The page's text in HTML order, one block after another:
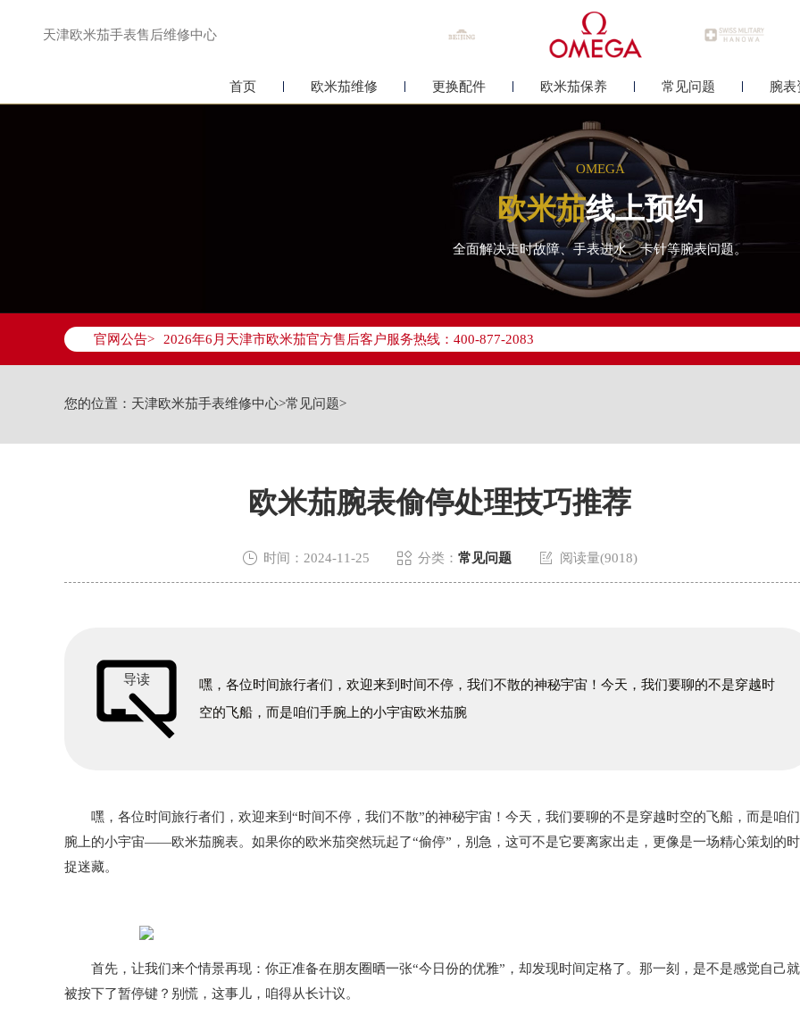
天津欧米茄手表售后维修中心
首页 欧米茄维修 更换配件 欧米茄保养 常见问题 腕表
OMEGA
欧米茄线上预约
全面解决走时故障、手表进水、卡针等腕表问题。
官网公告>
2026年6月天津市欧米茄官方售后客户服务热线：400-877-2083
2026年6月欧米茄售后服务中心最新网点地址：
天津市和平区赤峰道136号天津国际金融中心写字楼26层2603室（需提前预约）
节假日正常营业！
您的位置： 天津欧米茄手表维修中心>常见问题>
欧米茄腕表偷停处理技巧推荐
 时间：2024-11-25  分类： 常见问题  阅读量(9018)
导读
嘿，各位时间旅行者们，欢迎来到时间不停，我们不散的神秘宇宙！今天，我们要聊的不是穿越时
空的飞船，而是咱们手腕上的小宇宙欧米茄腕
嘿，各位时间旅行者们，欢迎来到“时间不停，我们不散”的神秘宇宙！今天，我们要聊的不是穿越时空的飞船，而是咱
腕上的小宇宙——欧米茄腕表。如果你的欧米茄突然玩起了“偷停”，别急，这可不是它要离家出走，更像是一场精心策划的
捉迷藏。
首先，让我们来个情景再现：你正准备在朋友圈晒一张“今日份的优雅”，却发现时间定格了。那一刻，是不是感觉自己
被按下了暂停键？别慌，这事儿，咱得从长计议。